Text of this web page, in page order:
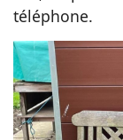
téléphone.